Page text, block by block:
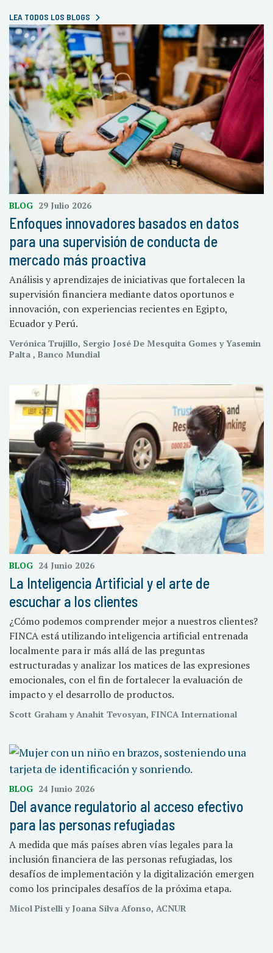
LEA TODOS LOS BLOGS
BLOG 29 Julio 2026
Enfoques innovadores basados en datos
para una supervisión de conducta de
mercado más proactiva
Análisis y aprendizajes de iniciativas que fortalecen la
supervisión financiera mediante datos oportunos e
innovación, con experiencias recientes en Egipto,
Ecuador y Perú.
Verónica Trujillo, Sergio José De Mesquita Gomes y Yasemin
Palta , Banco Mundial
BLOG 24 Junio 2026
La Inteligencia Artificial y el arte de
escuchar a los clientes
¿Cómo podemos comprender mejor a nuestros clientes?
FINCA está utilizando inteligencia artificial entrenada
localmente para ir más allá de las preguntas
estructuradas y analizar los matices de las expresiones
emocionales, con el fin de fortalecer la evaluación de
impacto y el desarrollo de productos.
Scott Graham y Anahit Tevosyan, FINCA International
BLOG 24 Junio 2026
Del avance regulatorio al acceso efectivo
para las personas refugiadas
A medida que más países abren vías legales para la
inclusión financiera de las personas refugiadas, los
desafíos de implementación y la digitalización emergen
como los principales desafíos de la próxima etapa.
Micol Pistelli y Joana Silva Afonso, ACNUR